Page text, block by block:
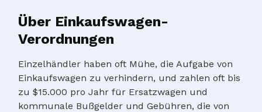
Über Einkaufswagen-
Verordnungen
Einzelhändler haben oft Mühe, die Aufgabe von
Einkaufswagen zu verhindern, und zahlen oft bis
zu $15.000 pro Jahr für Ersatzwagen und
kommunale Bußgelder und Gebühren, die von